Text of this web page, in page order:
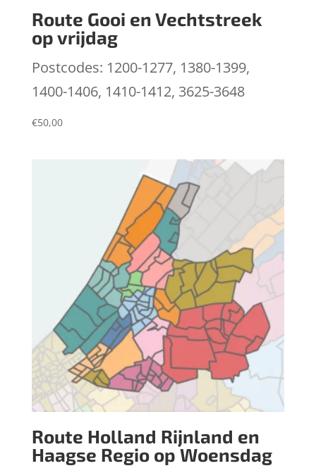
Route Gooi en Vechtstreek
op vrijdag
Postcodes: 1200-1277, 1380-1399,
1400-1406, 1410-1412, 3625-3648
€50,00
Route Holland Rijnland en
Haagse Regio op Woensdag